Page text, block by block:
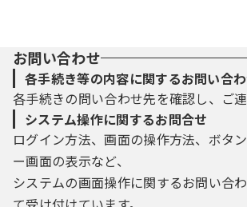
お問い合わせ
各手続き等の内容に関するお問い合
各手続きの問い合わせ先を確認し、ご連
システム操作に関するお問合せ
ログイン方法、画面の操作方法、ボタ
ー画面の表示など、
システムの画面操作に関するお問い合